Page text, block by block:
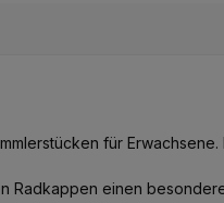
für
Radkappen einen